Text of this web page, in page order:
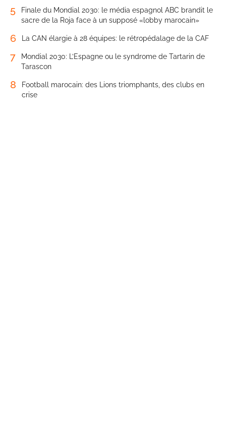
5
Finale du Mondial 2030: le média espagnol ABC brandit le
sacre de la Roja face à un supposé «lobby marocain»
6 La CAN élargie à 28 équipes: le rétropédalage de la CAF
7
Mondial 2030: L’Espagne ou le syndrome de Tartarin de
Tarascon
8
Football marocain: des Lions triomphants, des clubs en
crise